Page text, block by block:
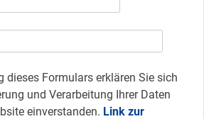
dieses Formulars erklären Sie sich
und Verarbeitung Ihrer Daten
einverstanden. Link zur